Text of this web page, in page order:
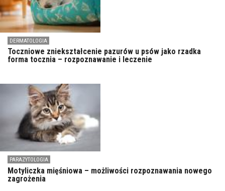
DERMATOLOGIA
Toczniowe zniekształcenie pazurów u psów jako rzadka
forma tocznia – rozpoznawanie i leczenie
PARAZYTOLOGIA
Motyliczka mięśniowa – możliwości rozpoznawania nowego
zagrożenia